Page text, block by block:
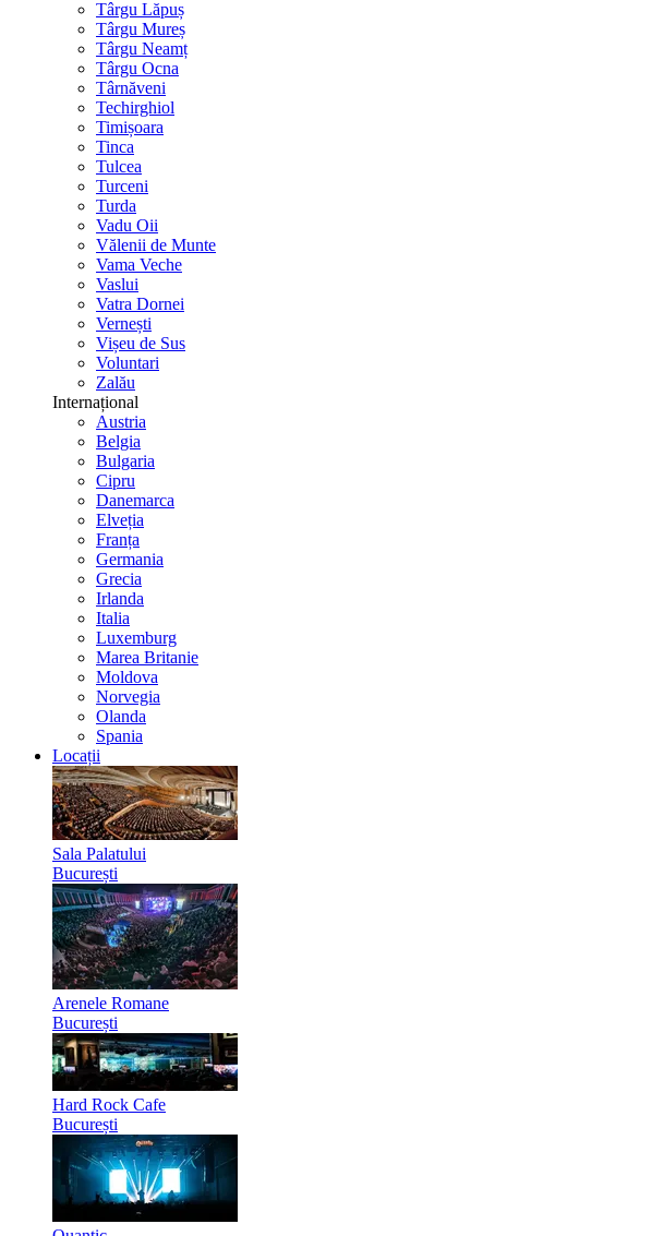
Târgu Lăpuș
Târgu Mureș
Târgu Neamț
Târgu Ocna
Târnăveni
Techirghiol
Timișoara
Tinca
Tulcea
Turceni
Turda
Vadu Oii
Vălenii de Munte
Vama Veche
Vaslui
Vatra Dornei
Vernești
Vișeu de Sus
Voluntari
Zalău
Internațional
Austria
Belgia
Bulgaria
Cipru
Danemarca
Elveția
Franța
Germania
Grecia
Irlanda
Italia
Luxemburg
Marea Britanie
Moldova
Norvegia
Olanda
Spania
Locații
Sala Palatului
București
Arenele Romane
București
Hard Rock Cafe
București